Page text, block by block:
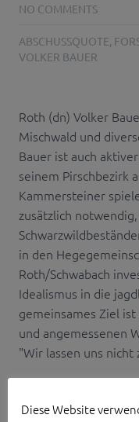
NO COMMENTS
ABSCHUSSQUOTE,
VOLKER BAUER
Roth (dn) Volker
Mischwald und
Bauer ist auch
seinem Pirschbezirk
Kammersteiner
zusätzlich
in den
Roth/Schwabach
Idealismus in die
gemeinsames Ziel
und angemessenen
"Wir lassen uns nicht
Diese Website